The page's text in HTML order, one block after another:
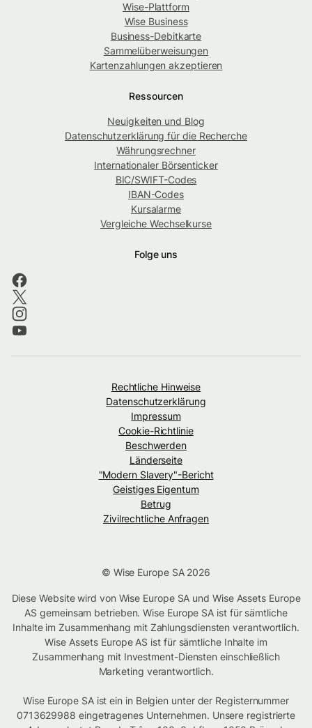
Wise-Plattform
Wise Business
Business-Debitkarte
Sammelüberweisungen
Kartenzahlungen akzeptieren
Ressourcen
Neuigkeiten und Blog
Datenschutzerklärung für die Recherche
Währungsrechner
Internationaler Börsenticker
BIC/SWIFT-Codes
IBAN-Codes
Kursalarme
Vergleiche Wechselkurse
Folge uns
Rechtliche Hinweise
Datenschutzerklärung
Impressum
Cookie-Richtlinie
Beschwerden
Länderseite
"Modern Slavery"-Bericht
Geistiges Eigentum
Betrug
Zivilrechtliche Anfragen
© Wise Europe SA 2026
Diese Website wird von Wise Europe SA und Wise Assets Europe
AS gemeinsam betrieben. Wise Europe SA ist für sämtliche
Inhalte im Zusammenhang mit Zahlungsdiensten verantwortlich.
Wise Assets Europe AS ist für sämtliche Inhalte im
Zusammenhang mit Investment-Diensten einschließlich
Marketing verantwortlich.
Wise Europe SA ist ein in Belgien unter der Registernummer
0713629988 eingetragenes Unternehmen. Unsere registrierte